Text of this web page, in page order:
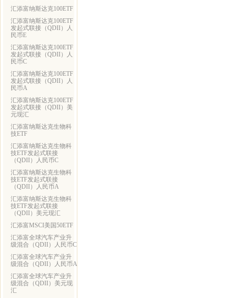
汇添富纳斯达克100ETF
汇添富纳斯达克100ETF
发起式联接（QDII）人
民币E
汇添富纳斯达克100ETF
发起式联接（QDII）人
民币C
汇添富纳斯达克100ETF
发起式联接（QDII）人
民币A
汇添富纳斯达克100ETF
发起式联接（QDII）美
元现汇
汇添富纳斯达克生物科
技ETF
汇添富纳斯达克生物科
技ETF发起式联接
（QDII）人民币C
汇添富纳斯达克生物科
技ETF发起式联接
（QDII）人民币A
汇添富纳斯达克生物科
技ETF发起式联接
（QDII）美元现汇
汇添富MSCI美国50ETF
汇添富全球汽车产业升
级混合（QDII）人民币C
汇添富全球汽车产业升
级混合（QDII）人民币A
汇添富全球汽车产业升
级混合（QDII）美元现
汇